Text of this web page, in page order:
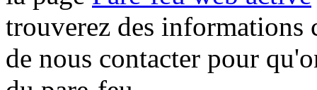
trouverez des informations
de nous contacter pour